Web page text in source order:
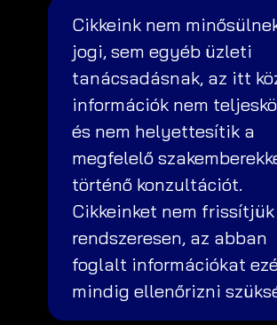
Cikkeink nem
jogi, sem egyéb üzleti
tanácsadásnak, az itt
információk nem
és nem helyettesítik a
megfelelő
történő konzultációt.
Cikkeinket nem frissítjük
rendszeresen, az abban
foglalt információkat
mindig ellenőrizni